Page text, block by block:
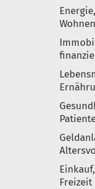
Elemente
Wohnen
Freizeit